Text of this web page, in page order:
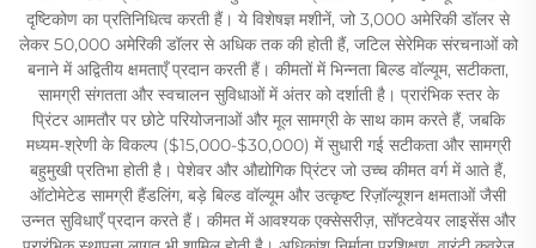
दृष्टिकोण का प्रतिनिधित्व करती हैं। ये विशेषज्ञ मशीनें, जो 3,000 अमेरिकी डॉलर से
लेकर 50,000 अमेरिकी डॉलर से अधिक तक की होती हैं, जटिल सेरेमिक संरचनाओं को
बनाने में अद्वितीय क्षमताएँ प्रदान करती हैं। कीमतों में भिन्नता बिल्ड वॉल्यूम, सटीकता,
सामग्री संगतता और स्वचालन सुविधाओं में अंतर को दर्शाती है। प्रारंभिक स्तर के
प्रिंटर आमतौर पर छोटे परियोजनाओं और मूल सामग्री के साथ काम करते हैं, जबकि
मध्यम-श्रेणी के विकल्प ($15,000-$30,000) में सुधारी गई सटीकता और सामग्री
बहुमुखी प्रतिभा होती है। पेशेवर और औद्योगिक प्रिंटर जो उच्च कीमत वर्ग में आते हैं,
ऑटोमेटेड सामग्री हैंडलिंग, बड़े बिल्ड वॉल्यूम और उत्कृष्ट रिज़ॉल्यूशन क्षमताओं जैसी
उन्नत सुविधाएँ प्रदान करते हैं। कीमत में आवश्यक एक्सेसरीज़, सॉफ्टवेयर लाइसेंस और